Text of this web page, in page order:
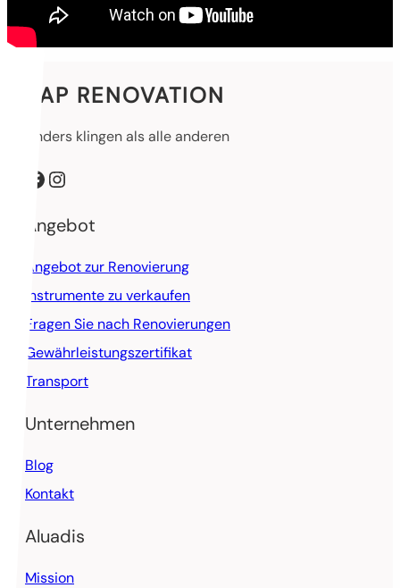
SAP RENOVATION
Anders klingen als alle anderen
Instagram
Angebot
Angebot zur Renovierung
Instrumente zu verkaufen
Fragen Sie nach Renovierungen
Gewährleistungszertifikat
Transport
Unternehmen
Blog
Kontakt
Aluadis
Mission